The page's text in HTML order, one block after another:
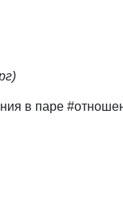
в паре